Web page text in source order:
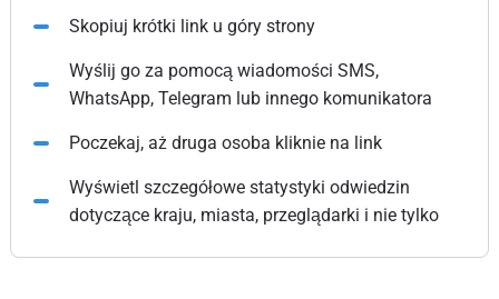
Skopiuj krótki link u góry strony
Wyślij go za pomocą wiadomości SMS,
WhatsApp, Telegram lub innego komunikatora
Poczekaj, aż druga osoba kliknie na link
Wyświetl szczegółowe statystyki odwiedzin
dotyczące kraju, miasta, przeglądarki i nie tylko